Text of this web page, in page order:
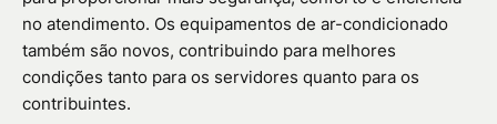
no atendimento. Os equipamentos de ar-condicionado
também são novos, contribuindo para melhores
condições tanto para os servidores quanto para os
contribuintes.